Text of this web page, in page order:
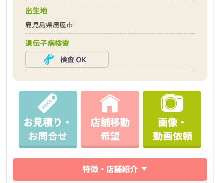
出生地
鹿児島県鹿屋市
遺伝子病検査
お見積り・
お問合せ
店舗移動
希望
画像・
動画依頼
特徴・店舗紹介